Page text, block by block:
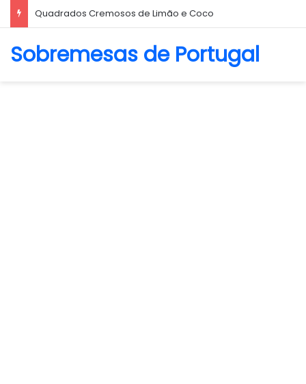
Quadrados Cremosos de Limão e Coco
Sobremesas de Portugal